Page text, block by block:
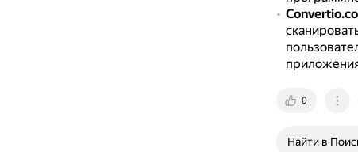
Convertio.co
0
Найти в